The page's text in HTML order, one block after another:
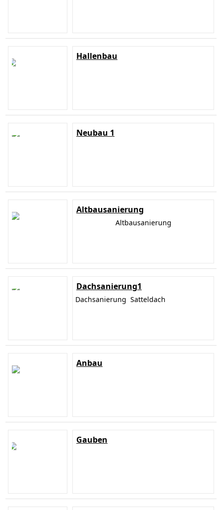
Hallenbau
Neubau 1
Altbausanierung
Altbausanierung
Dachsanierung1
Dachsanierung Satteldach
Anbau
Gauben